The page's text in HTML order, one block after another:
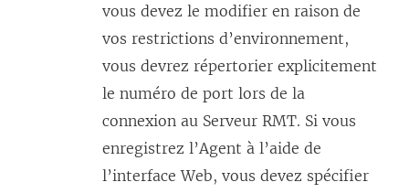
vous devez le modifier en raison de
vos restrictions d’environnement,
vous devrez répertorier explicitement
le numéro de port lors de la
connexion au Serveur RMT. Si vous
enregistrez l’Agent à l’aide de
l’interface Web, vous devez spécifier